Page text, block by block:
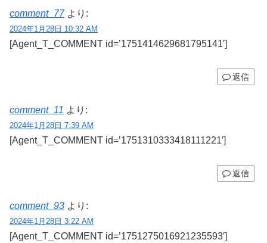
comment_77 より:
2024年1月28日 10:32 AM
[Agent_T_COMMENT id=’1751414629681795141′]
返信
comment_11 より:
2024年1月28日 7:39 AM
[Agent_T_COMMENT id=’1751310333418111221′]
返信
comment_93 より:
2024年1月28日 3:22 AM
[Agent_T_COMMENT id=’1751275016921235593′]